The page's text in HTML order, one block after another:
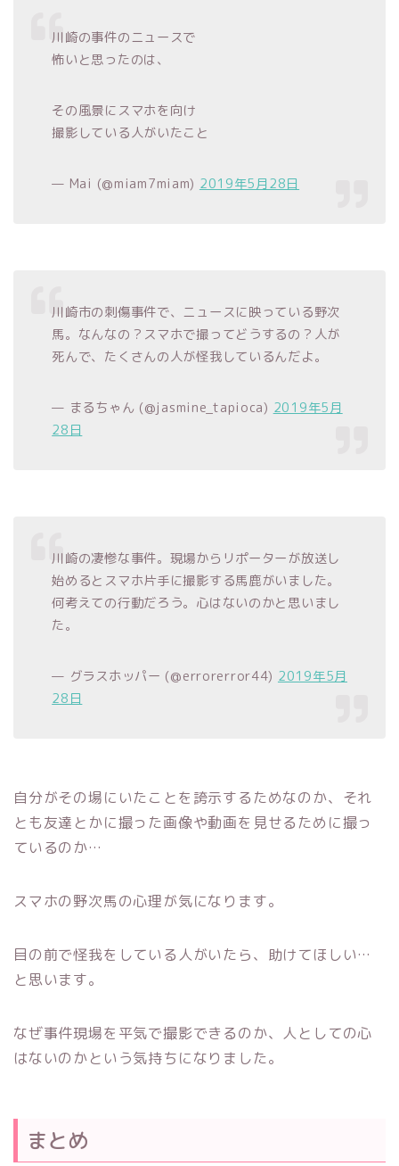
川崎の事件のニュースで
怖いと思ったのは、
その風景にスマホを向け
撮影している人がいたこと
— Mai (@miam7miam) 2019年5月28日
川崎市の刺傷事件で、ニュースに映っている野次
馬。なんなの？スマホで撮ってどうするの？人が
死んで、たくさんの人が怪我しているんだよ。
— まるちゃん (@jasmine_tapioca) 2019年5月
28日
川崎の凄惨な事件。現場からリポーターが放送し
始めるとスマホ片手に撮影する馬鹿がいました。
何考えての行動だろう。心はないのかと思いまし
た。
— グラスホッパー (@errorerror44) 2019年5月
28日
自分がその場にいたことを誇示するためなのか、それ
とも友達とかに撮った画像や動画を見せるために撮っ
ているのか…
スマホの野次馬の心理が気になります。
目の前で怪我をしている人がいたら、助けてほしい…
と思います。
なぜ事件現場を平気で撮影できるのか、人としての心
はないのかという気持ちになりました。
まとめ